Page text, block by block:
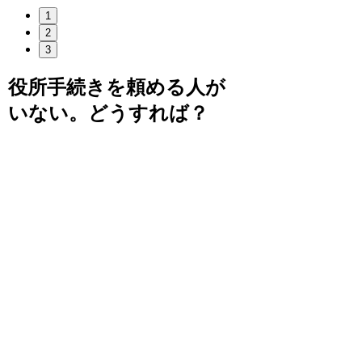
1
2
3
役所手続きを頼める人が
いない。どうすれば？